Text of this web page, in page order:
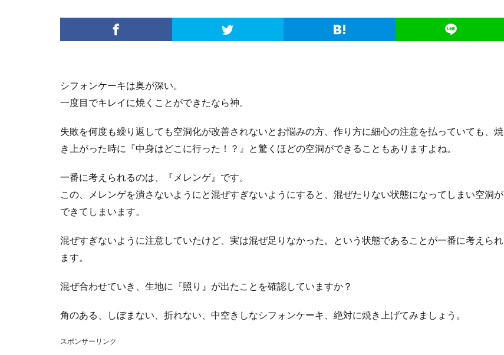
シフォンケーキは奥が深い。
一度目でキレイに焼くことができたなら神。
失敗を何度も繰り返しても空洞化が改善されないとお悩みの方、作り方に細心の注意を払っていても、焼
き上がった時に『中身はどこに行った！？』と驚くほどの空洞ができることもありますよね。
一番に考えられるのは、『メレンゲ』です。
この、メレンゲを潰さないようにと混ぜすぎないようにすると、混ぜたりない状態になってしまい空洞が
できてしまいます。
混ぜすぎないように注意していたけど、実は混ぜ足りなかった。という状態であることが一番に考えられ
ます。
混ぜ合わせていき、生地に『照り』が出たことを確認していますか？
角のある、しぼまない、折れない、中空きしなシフォンケーキ、絶対に焼き上げてみましょう。
スポンサーリンク